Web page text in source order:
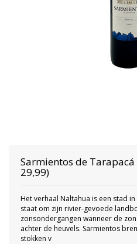
Sarmientos de Tarapacá
29,99)
Het verhaal Naltahua is een stad
staat om zijn rivier-gevoede
zonsondergangen wanneer de
achter de heuvels. Sarmientos
stokken v